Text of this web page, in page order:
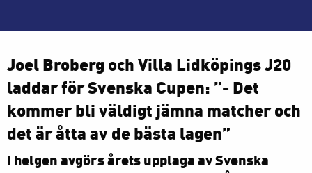
Joel Broberg och Villa Lidköpings J20
laddar för Svenska Cupen: ”- Det
kommer bli väldigt jämna matcher och
det är åtta av de bästa lagen”
I helgen avgörs årets upplaga av Svenska